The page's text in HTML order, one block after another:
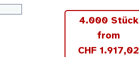
4.000 Stück
from
CHF 1.917,02